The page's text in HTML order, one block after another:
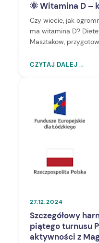
🌞 Witamina D –
Czy wiecie, jak
ma witamina D?
Masztakow,
witaminy. Zachęcamy
CZYTAJ DALEJ→
27.12.2024
Szczegółowy
piątego turnusu
aktywności z